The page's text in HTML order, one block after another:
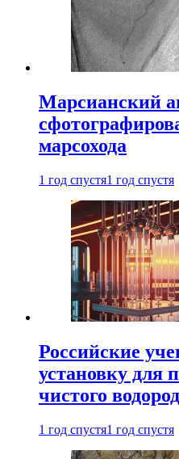
Марсианский
марсохода
1 год спустя1 год спустя
Российские
установку для
чистого
1 год спустя1 год спустя